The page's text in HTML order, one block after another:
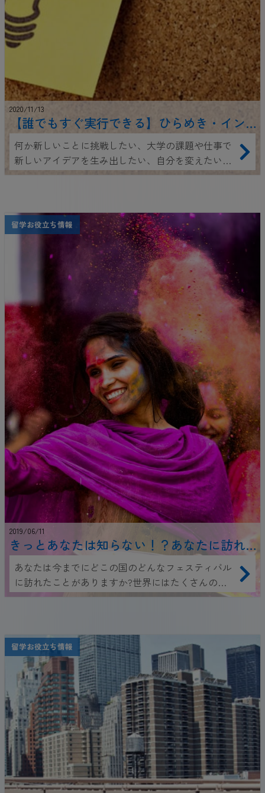
2020/11/13
【誰でもすぐ実行できる】ひらめき・イン
スピレーションを得る方法
何か新しいことに挑戦したい、大学の課題や仕事で
新しいアイデアを生み出したい、自分を変えたいな
ど…こんな場面では、ひらめき力やインスピレーシ
らにこのひらめき力や感性があなたよりずば抜けて
高い、というわけではありません。 ひらめきやイン
スピレーションを得るのに役立つ方法があるので
ピレーションの感性を高めて、新しいことやアイデ
アに挑戦してみませんか？ ここでは誰でもすぐに実
行できる、それらのひらめき・インスピレーション
を得る方法をまとめてご紹介します。
留学お役立ち情報
2019/06/11
きっとあなたは知らない！？あなたに訪れ
てほしい世界のお祭り7選！
あなたは今までにどこの国のどんなフェスティバル
に訪れたことがありますか?世界にはたくさんの有
名なフェスティバルがありますが、ここでは、あな
留学お役立ち情報